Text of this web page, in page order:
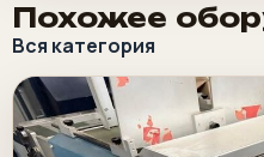
Похожее
Вся категория